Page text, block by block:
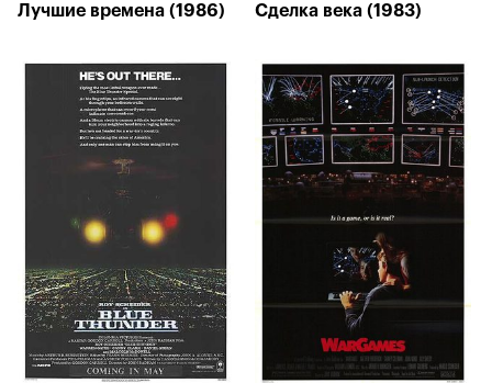
Лучшие времена (1986) Сделка века (1983)